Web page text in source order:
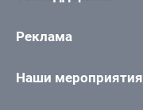
Реклама
Наши мероприятия